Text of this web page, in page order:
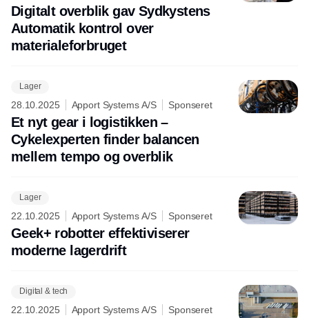
Digitalt overblik gav Sydkystens
Automatik kontrol over
materialeforbruget
Lager
28.10.2025 Apport Systems A/S Sponseret
Et nyt gear i logistikken –
Cykelexperten finder balancen
mellem tempo og overblik
Lager
22.10.2025 Apport Systems A/S Sponseret
Geek+ robotter effektiviserer
moderne lagerdrift
Digital & tech
22.10.2025 Apport Systems A/S Sponseret